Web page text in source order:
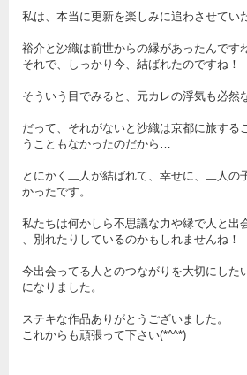
私は、本当に更新を楽しみに追わさせてい
裕介と沙織は前世からの縁があったんです
それで、しっかり今、結ばれたのですね！
そういう目でみると、元カレの浮気も必然
だって、それがないと沙織は京都に旅する
うこともなかったのだから…
とにかく二人が結ばれて、幸せに、二人の
かったです。
私たちは何かしら不思議な力や縁で人と出
、別れたりしているのかもしれませんね！
今出会ってる人とのつながりを大切にした
になりました。
ステキな作品ありがとうございました。
これからも頑張って下さい(*^^*)